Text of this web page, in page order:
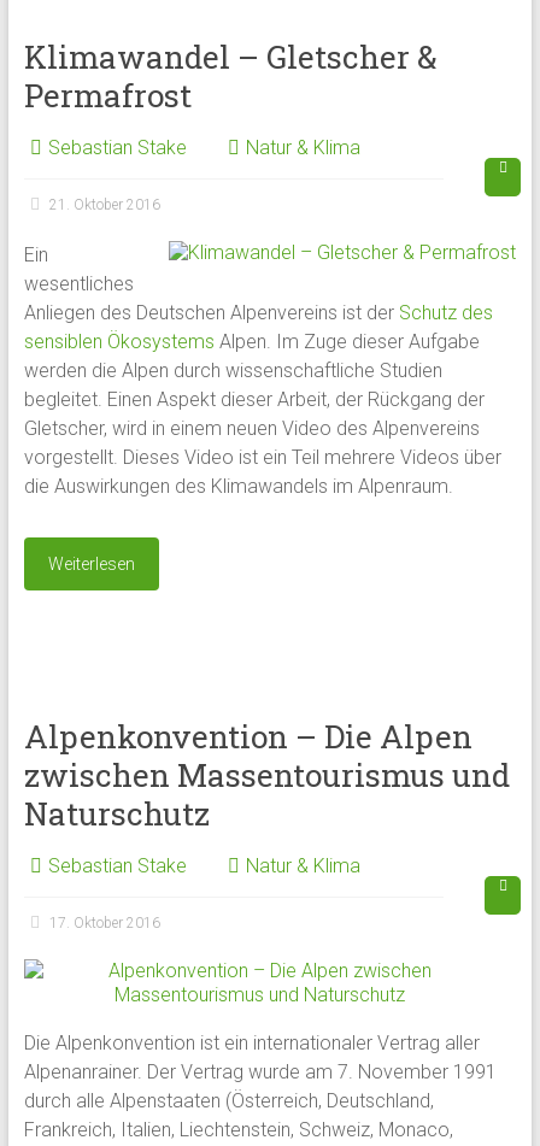
Klimawandel – Gletscher &
Permafrost
Sebastian Stake Natur & Klima
21. Oktober 2016
Ein
wesentliches
Anliegen des Deutschen Alpenvereins ist der Schutz des
sensiblen Ökosystems Alpen. Im Zuge dieser Aufgabe
werden die Alpen durch wissenschaftliche Studien
begleitet. Einen Aspekt dieser Arbeit, der Rückgang der
Gletscher, wird in einem neuen Video des Alpenvereins
vorgestellt. Dieses Video ist ein Teil mehrere Videos über
die Auswirkungen des Klimawandels im Alpenraum.
Weiterlesen
Alpenkonvention – Die Alpen
zwischen Massentourismus und
Naturschutz
Sebastian Stake Natur & Klima
17. Oktober 2016
Die Alpenkonvention ist ein internationaler Vertrag aller
Alpenanrainer. Der Vertrag wurde am 7. November 1991
durch alle Alpenstaaten (Österreich, Deutschland,
Frankreich, Italien, Liechtenstein, Schweiz, Monaco,